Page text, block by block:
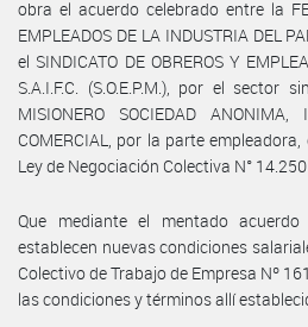
obra el acuerdo celebrado entre la
EMPLEADOS DE LA INDUSTRIA DEL
el SINDICATO DE OBREROS Y
S.A.I.F.C. (S.O.E.P.M.), por el sector
MISIONERO SOCIEDAD ANONIMA,
COMERCIAL, por la parte
Ley de Negociación Colectiva N°
Que mediante el mentado
establecen nuevas condiciones
Colectivo de Trabajo de Empresa Nº
las condiciones y términos allí